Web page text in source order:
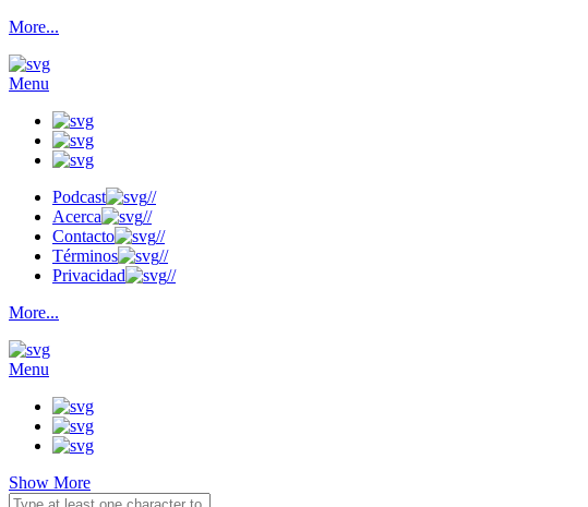
More...
Menu
Podcast
//
Acerca
//
Contacto
//
Términos
//
Privacidad
//
More...
Menu
Show More